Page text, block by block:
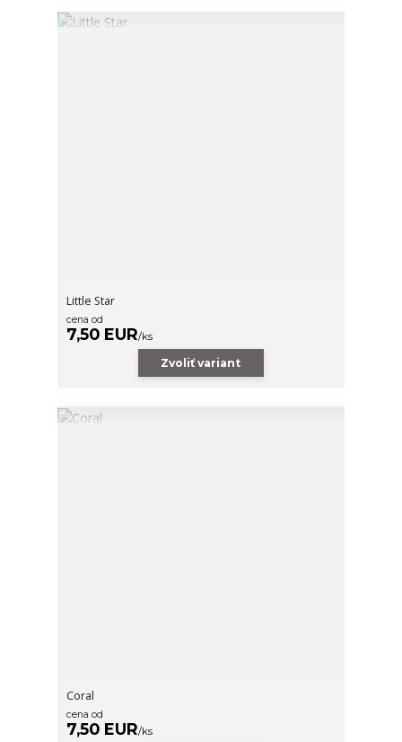
Little Star
cena od
7,50 EUR/ks
Zvoliť variant
Coral
cena od
7,50 EUR/ks